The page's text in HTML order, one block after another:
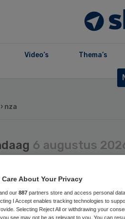
Video’s Thema’s
› nza
6 augustus
geld over
Care About Your Privacy
our 887 partners store and access personal
I Accept enables tracking technologies to
Selecting Reject All or withdrawing your
see may not be as relevant to you. You can